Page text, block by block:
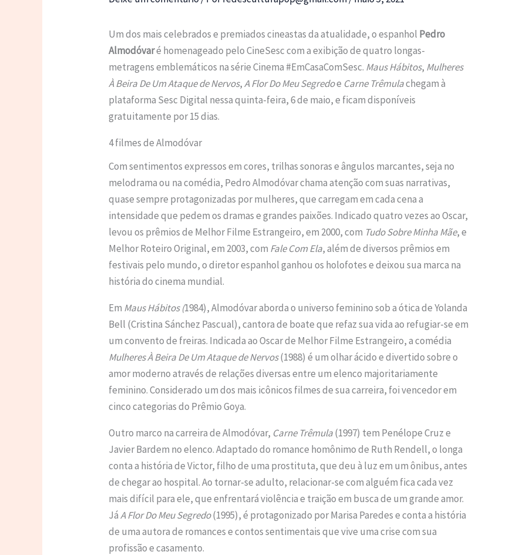
Um dos mais celebrados e premiados cineastas da atualidade, o espanhol Pedro
Almodóvaré homenageado pelo CineSesc com a exibição de quatro longas-
metragens emblemáticos na série Cinema #EmCasaComSesc. Maus Hábitos, Mulheres
À Beira De Um Ataque de Nervos,A Flor Do Meu Segredoe Carne Trêmulachegam à
plataforma Sesc Digital nessa quinta-feira, 6 de maio, e ficam disponíveis
gratuitamente por 15 dias.
4 filmes de Almodóvar
Com sentimentos expressos em cores, trilhas sonoras e ângulos marcantes, seja no
melodrama ou na comédia, Pedro Almodóvar chama atenção com suas narrativas,
quase sempre protagonizadas por mulheres, que carregam em cada cena a
intensidade que pedem os dramas e grandes paixões. Indicado quatro vezes ao Oscar,
levou os prêmios de Melhor Filme Estrangeiro, em 2000, com Tudo Sobre Minha Mãe, e
Melhor Roteiro Original, em 2003, com Fale Com Ela, além de diversos prêmios em
festivais pelo mundo, o diretor espanhol ganhou os holofotes e deixou sua marca na
história do cinema mundial.
Em Maus Hábitos (1984), Almodóvar aborda o universo feminino sob a ótica de Yolanda
Bell (Cristina Sánchez Pascual), cantora de boate que refaz sua vida ao refugiar-se em
um convento de freiras. Indicada ao Oscar de Melhor Filme Estrangeiro, a comédia
Mulheres À Beira De Um Ataque de Nervos(1988) é um olhar ácido e divertido sobre o
amor moderno através de relações diversas entre um elenco majoritariamente
feminino. Considerado um dos mais icônicos filmes de sua carreira, foi vencedor em
cinco categorias do Prêmio Goya.
Outro marco na carreira de Almodóvar, Carne Trêmula(1997) tem Penélope Cruz e
Javier Bardem no elenco. Adaptado do romance homônimo de Ruth Rendell, o longa
conta a história de Victor, filho de uma prostituta, que deu à luz em um ônibus, antes
de chegar ao hospital. Ao tornar-se adulto, relacionar-se com alguém fica cada vez
mais difícil para ele, que enfrentará violência e traição em busca de um grande amor.
JáA Flor Do Meu Segredo(1995), é protagonizado por Marisa Paredes e conta a história
de uma autora de romances e contos sentimentais que vive uma crise com sua
profissão e casamento.